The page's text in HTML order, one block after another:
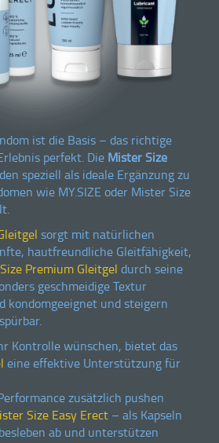
ist die Basis – das richtige
perfekt. Die Mister Size
speziell als ideale Ergänzung zu
wie MY.SIZE oder Mister Size
sorgt mit natürlichen
hautfreundliche Gleitfähigkeit,
Premium Gleitgel durch seine
geschmeidige Textur
kondomgeeignet und steigern
Kontrolle wünschen, bietet das
eine effektive Unterstützung für
zusätzlich pushen
Size Easy Erect – als Kapseln
ab und unterstützen